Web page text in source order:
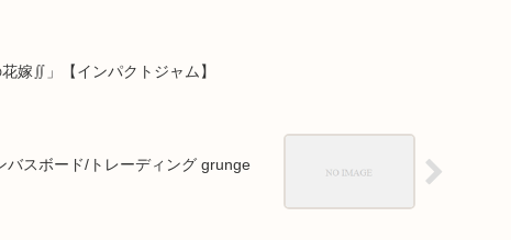
嫁∬」【インパクトジャム】
スボード/トレーディング grunge